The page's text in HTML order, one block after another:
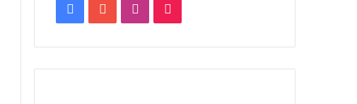
FacebookYouTubeInstagram